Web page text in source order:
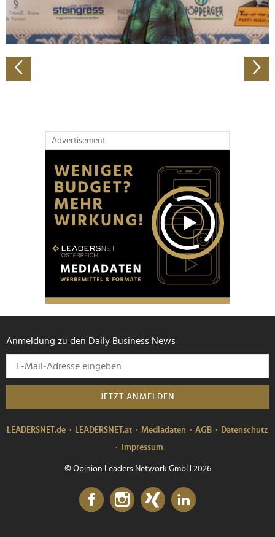
zu können und die Zugriffe auf unsere Website zu
analysieren. Außerdem geben wir Informationen zu Ihrer
Verwendung unserer Website an unsere Partner für
Partner führen diese Informationen möglicherweise mit
weiteren Daten zusammen, die Sie ihnen bereitgestellt
Advertisement
Anmeldung zu den Daily Business News
JETZT ANMELDEN
LEADERSNET.de LEADERSNET.at Mediadaten AGB
Datenschutz
Impressum
© Opinion Leaders Network GmbH 2026